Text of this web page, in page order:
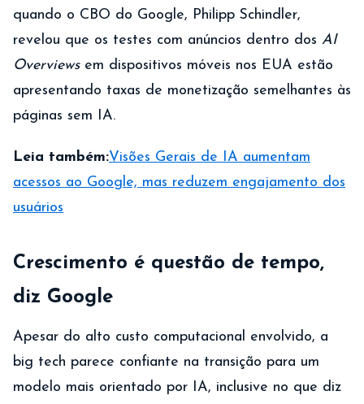
quando o CBO do Google, Philipp Schindler,
revelou que os testes com anúncios dentro dos AI
Overviewsem dispositivos móveis nos EUA estão
apresentando taxas de monetização semelhantes às
páginas sem IA.
Leia também:Visões Gerais de IA aumentam
acessos ao Google, mas reduzem engajamento dos
usuários
Crescimento é questão de tempo,
diz Google
Apesar do alto custo computacional envolvido, a
big tech parece confiante na transição para um
modelo mais orientado por IA, inclusive no que diz